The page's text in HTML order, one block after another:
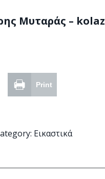
Μυταράς – kolaz
Print
Εικαστικά